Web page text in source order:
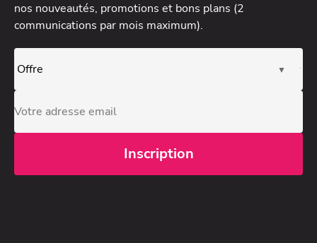
nos nouveautés, promotions et bons plans (2
communications par mois maximum).